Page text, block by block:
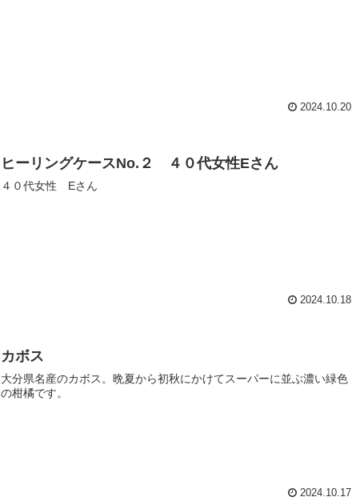
2024.10.20
ヒーリングケースNo.２ ４０代女性Eさん
４０代女性 Eさん
2024.10.18
カボス
大分県名産のカボス。晩夏から初秋にかけてスーパーに並ぶ濃い緑色
の柑橘です。
2024.10.17